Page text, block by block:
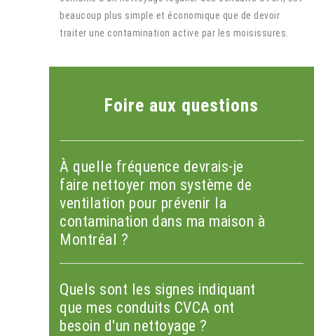
beaucoup plus simple et économique que de devoir
traiter une contamination active par les moisissures.
Foire aux questions
À quelle fréquence devrais-je
faire nettoyer mon système de
ventilation pour prévenir la
contamination dans ma maison à
Montréal ?
Quels sont les signes indiquant
que mes conduits CVCA ont
besoin d'un nettoyage ?